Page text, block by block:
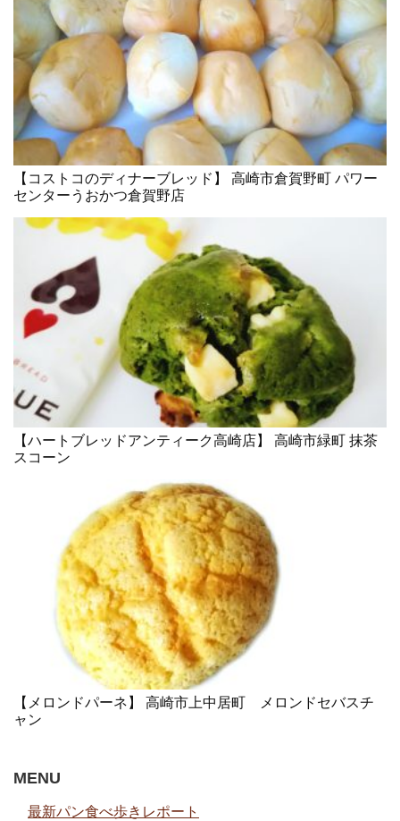
【コストコのディナーブレッド】 高崎市倉賀野町 パワー
センターうおかつ倉賀野店
【ハートブレッドアンティーク高崎店】 高崎市緑町 抹茶
スコーン
【メロンドパーネ】 高崎市上中居町 メロンドセバスチ
ャン
MENU
最新パン食べ歩きレポート